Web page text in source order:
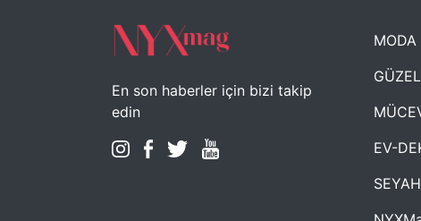
En son haberler için bizi takip
edin
MODA
EV-